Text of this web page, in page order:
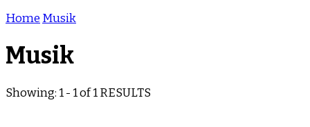
Home Musik
Musik
Showing: 1 - 1 of 1 RESULTS